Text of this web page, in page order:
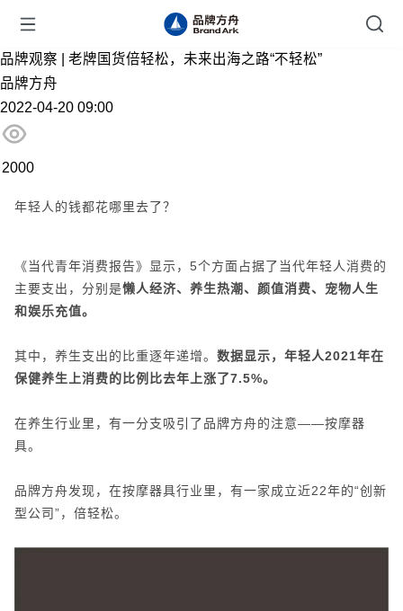
品牌观察 | 老牌国货倍轻松，未来出海之路“不轻松”
品牌方舟
2022-04-20 09:00
2000
年轻人的钱都花哪里去了？
《当代青年消费报告》显示，5个方面占据了当代年轻人消费的
主要支出，分别是懒人经济、养生热潮、颜值消费、宠物人生
和娱乐充值。
其中，养生支出的比重逐年递增。 数据显示，年轻人2021年在
保健养生上消费的比例比去年上涨了7.5%。
在养生行业里，有一分支吸引了品牌方舟的注意——按摩器
具。
品牌方舟发现，在按摩器具行业里，有一家成立近22年的“创新
型公司”，倍轻松。